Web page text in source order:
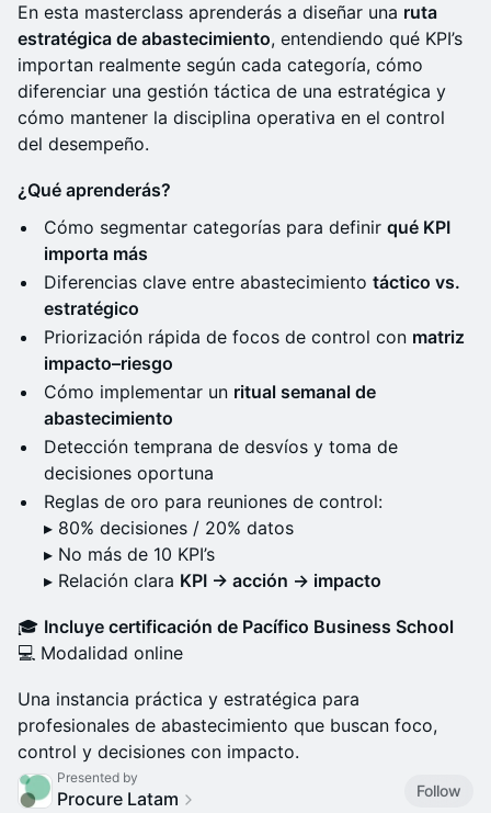
En esta masterclass aprenderás a diseñar una ruta
estratégica de abastecimiento, entendiendo qué KPI’s
importan realmente según cada categoría, cómo
diferenciar una gestión táctica de una estratégica y
cómo mantener la disciplina operativa en el control
del desempeño.
¿Qué aprenderás?
Cómo segmentar categorías para definir qué KPI
importa más
Diferencias clave entre abastecimiento táctico vs.
estratégico
Priorización rápida de focos de control con matriz
impacto–riesgo
Cómo implementar un ritual semanal de
abastecimiento
Detección temprana de desvíos y toma de
decisiones oportuna
Reglas de oro para reuniones de control:
▸ 80% decisiones / 20% datos
▸ No más de 10 KPI’s
▸ Relación clara KPI → acción → impacto
🎓 Incluye certificación de Pacífico Business School
💻 Modalidad online
Una instancia práctica y estratégica para
profesionales de abastecimiento que buscan foco,
control y decisiones con impacto.
Presented by
Procure Latam
Follow